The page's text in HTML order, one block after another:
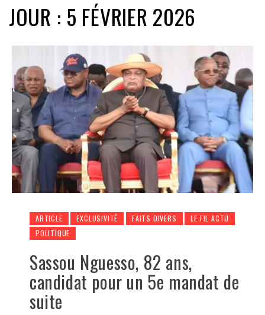
JOUR : 5 FÉVRIER 2026
ARTICLE EXCLUSIVITÉ FAITS DIVERS
LE FIL ACTU
POLITIQUE
Sassou Nguesso, 82 ans,
candidat pour un 5e mandat de
suite